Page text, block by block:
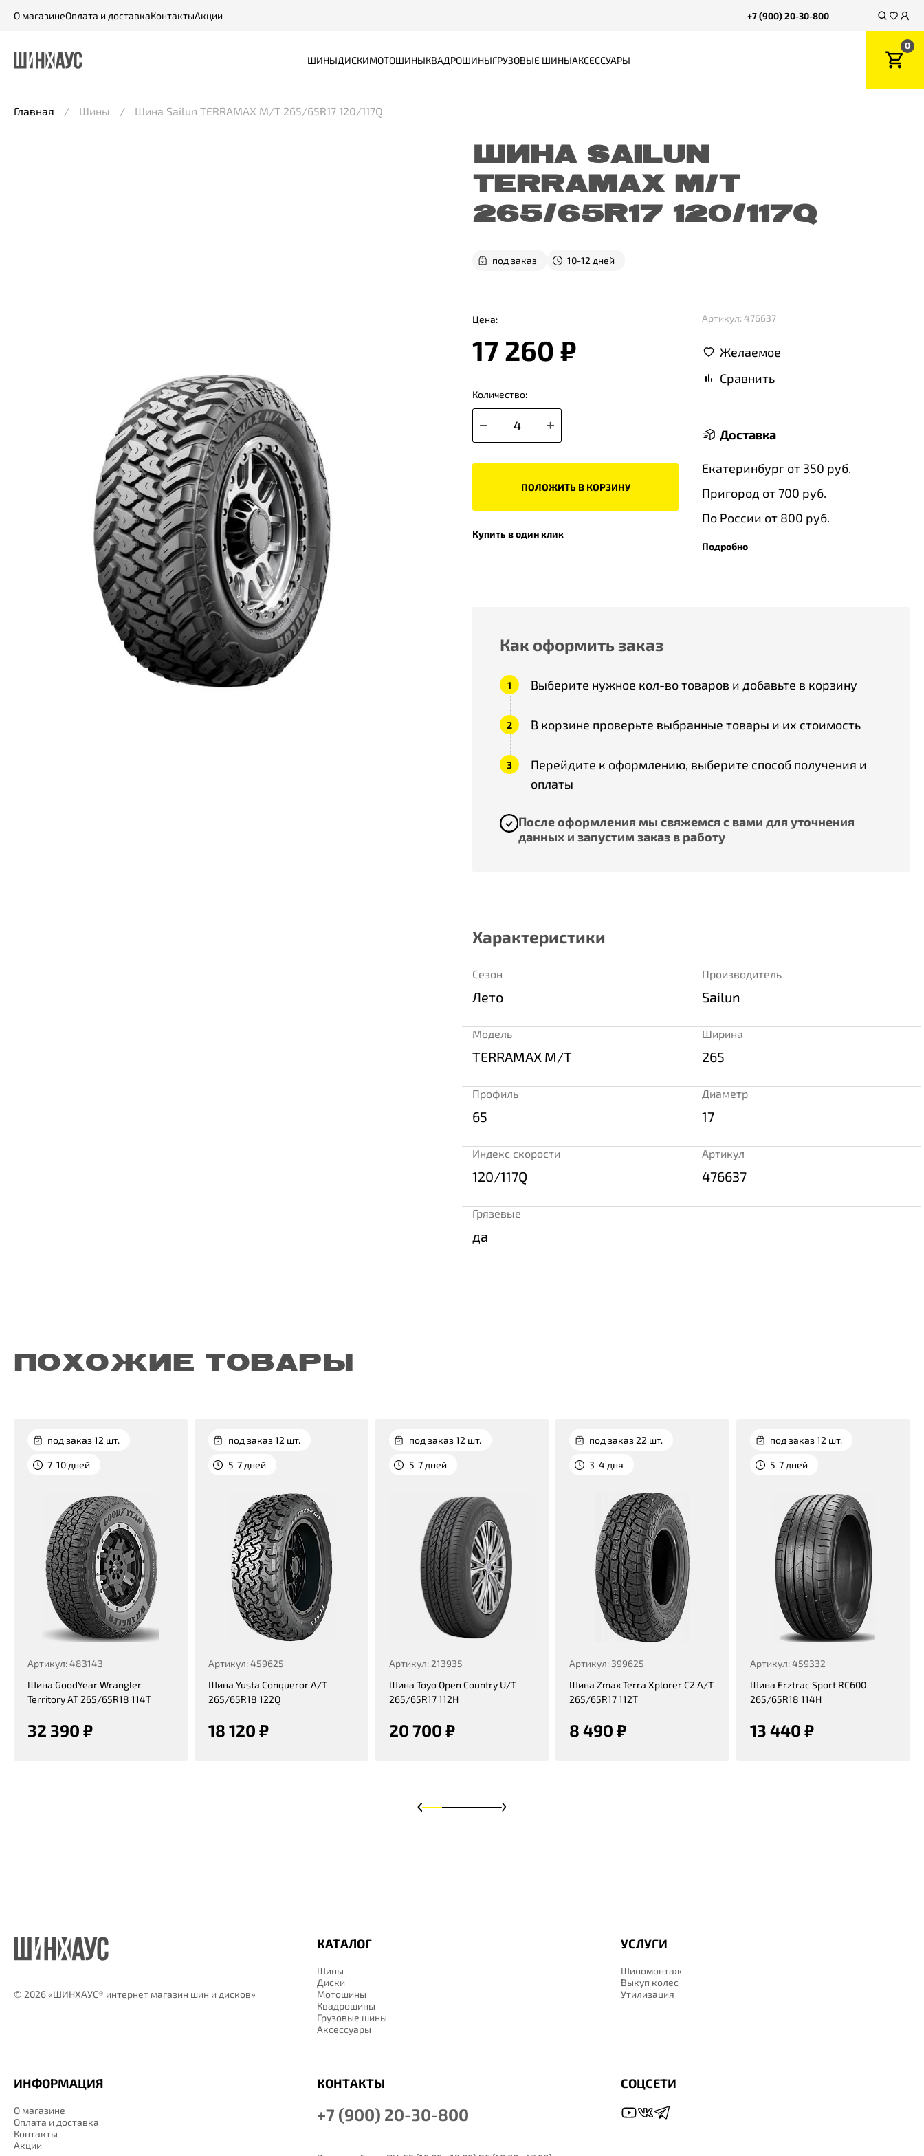
О магазинеОплата и доставкаКонтактыАкции +7 (900) 20-30-800
ШИНЫДИСКИМОТОШИНЫКВАДРОШИНЫГРУЗОВЫЕ ШИНЫАКСЕССУАРЫ
0
Главная Шины Шина Sailun TERRAMAX M/T 265/65R17 120/117Q
ШИНА SAILUN
TERRAMAX M/T
265/65R17 120/117Q
под заказ 10-12 дней
Цена:
17 260 ₽
Количество:
ПОЛОЖИТЬ В КОРЗИНУ
Купить в один клик
Артикул: 476637
Желаемое
Сравнить
Доставка
Екатеринбург от 350 руб.
Пригород от 700 руб.
По России от 800 руб.
Подробно
Как оформить заказ
Выберите нужное кол-во товаров и добавьте в корзину
В корзине проверьте выбранные товары и их стоимость
Перейдите к оформлению, выберите способ получения и
оплаты
После оформления мы свяжемся с вами для уточнения
данных и запустим заказ в работу
Характеристики
Сезон
Лето
Производитель
Sailun
Модель
TERRAMAX M/T
Ширина
265
Профиль
65
Диаметр
17
Индекс скорости
120/117Q
Артикул
476637
Грязевые
да
ПОХОЖИЕ ТОВАРЫ
под заказ 12 шт.
7-10 дней
Артикул: 483143
Шина GoodYear Wrangler
Territory AT 265/65R18 114T
32 390 ₽
под заказ 12 шт.
5-7 дней
Артикул: 459625
Шина Yusta Conqueror A/T
265/65R18 122Q
18 120 ₽
под заказ 12 шт.
5-7 дней
Артикул: 213935
Шина Toyo Open Country U/T
265/65R17 112H
20 700 ₽
под заказ 22 шт.
3-4 дня
Артикул: 399625
Шина Zmax Terra Xplorer C2 A/T
265/65R17 112T
8 490 ₽
под заказ 12 шт.
5-7 дней
Артикул: 459332
Шина Frztrac Sport RC600
265/65R18 114H
13 440 ₽
© 2026 «ШИНХАУС® интернет магазин шин и дисков»
КАТАЛОГ
Шины
Диски
Мотошины
Квадрошины
Грузовые шины
Аксессуары
ИНФОРМАЦИЯ
О магазине
Оплата и доставка
Контакты
Акции
УСЛУГИ
Шиномонтаж
Выкуп колес
Утилизация
КОНТАКТЫ
+7 (900) 20-30-800
СОЦСЕТИ